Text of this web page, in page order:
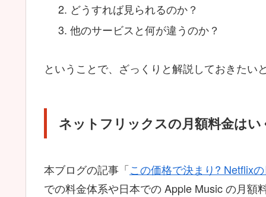
どうすれば見られるのか？
他のサービスと何が違うのか？
ということで、ざっくりと解説しておきたい
ネットフリックスの月額料金は
本ブログの記事「この価格で決まり? Netflix
での料金体系や日本での Apple Music の月額